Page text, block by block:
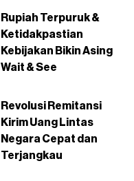
Rupiah Terpuruk &
Ketidakpastian
Kebijakan Bikin Asing
Wait & See
Revolusi Remitansi
Kirim Uang Lintas
Negara Cepat dan
Terjangkau